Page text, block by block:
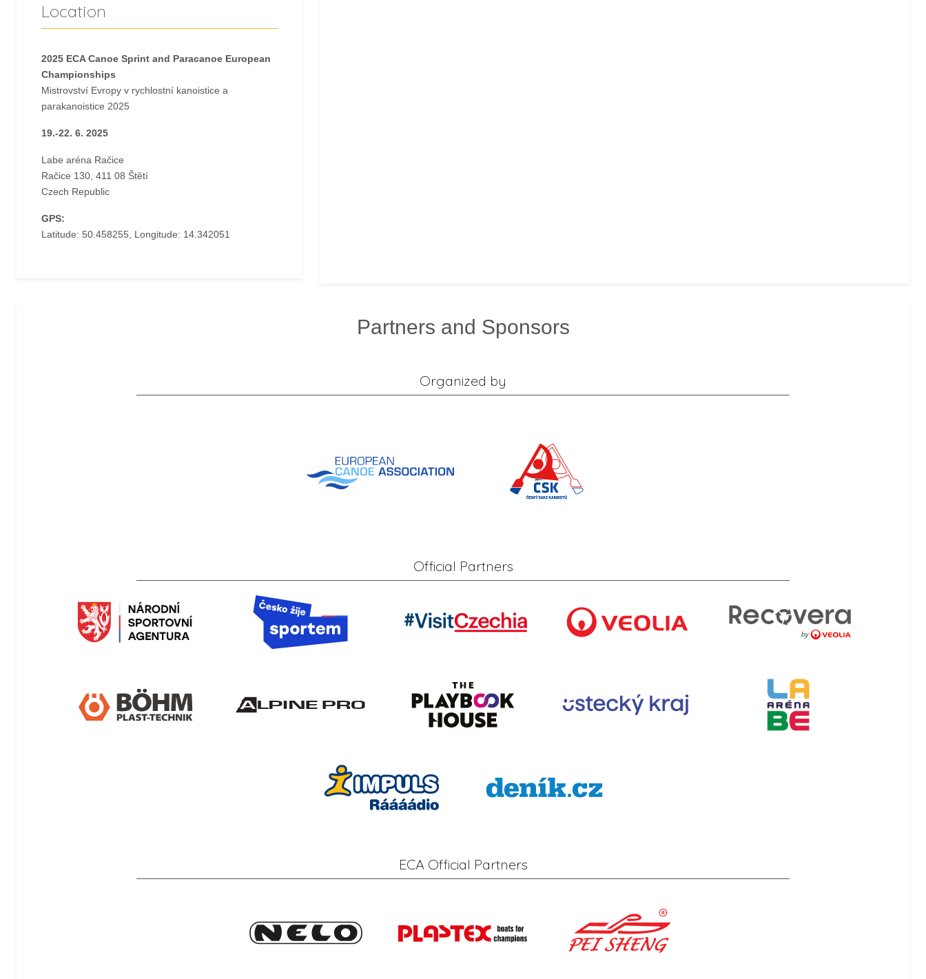
Location
2025 ECA Canoe Sprint and Paracanoe European
Championships
Mistrovství Evropy v rychlostní kanoistice a
parakanoistice 2025
19.-22. 6. 2025
Labe aréna Račice
Račice 130, 411 08 Štětí
Czech Republic
GPS:
Latitude: 50.458255, Longitude: 14.342051
Partners and Sponsors
Organized by
Official Partners
ECA Official Partners